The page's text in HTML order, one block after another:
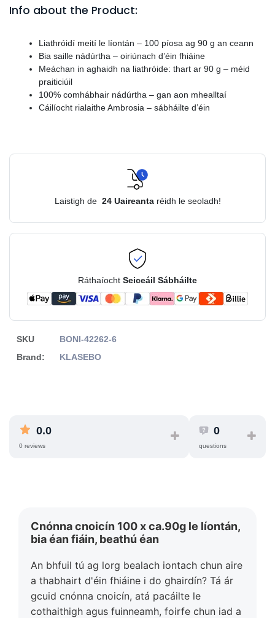
Info about the Product:
Liathróidí meití le líontán – 100 píosa ag 90 g an ceann
Bia saille nádúrtha – oiriúnach d’éin fhiáine
Meáchan in aghaidh na liathróide: thart ar 90 g – méid
praiticiúil
100% comhábhair nádúrtha – gan aon mhealltaí
Cáilíocht rialaithe Ambrosia – sábháilte d’éin
Laistigh de 24 Uaireanta réidh le seoladh!
Ráthaíocht Seiceáil Sábháilte
SKU
BONI-42262-6
Brand:
KLASEBO
0.0
0 reviews
0
questions
Cnónna cnoicín 100 x ca.90g le líontán,
bia éan fiáin, beathú éan
An bhfuil tú ag lorg bealach iontach chun aire
a thabhairt d'éin fhiáine i do ghairdín? Tá ár
gcuid cnónna cnoicín, atá pacáilte le
cothaithigh agus fuinneamh, foirfe chun iad a